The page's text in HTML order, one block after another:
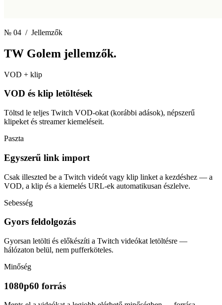
№ 04 / Jellemzők
TW Golem jellemzők.
VOD + klip
VOD és klip letöltések
Töltsd le teljes Twitch VOD-okat (korábbi adások), népszerű
klipeket és streamer kiemeléseit.
Paszta
Egyszerű link import
Csak illeszted be a Twitch videót vagy klip linket a kezdéshez — a
VOD, a klip és a kiemelés URL-ek automatikusan észlelve.
Sebesség
Gyors feldolgozás
Gyorsan letölti és előkészíti a Twitch videókat letöltésre —
hálózaton belül, nem pufferköteles.
Minőség
1080p60 forrás